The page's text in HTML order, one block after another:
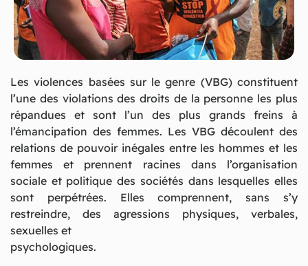
Les violences basées sur le genre (VBG) constituent
l’une des violations des droits de la personne les plus
répandues et sont l’un des plus grands freins à
l’émancipation des femmes. Les VBG découlent des
relations de pouvoir inégales entre les hommes et les
femmes et prennent racines dans l’organisation
sociale et politique des sociétés dans lesquelles elles
sont perpétrées. Elles comprennent, sans s’y
restreindre, des agressions physiques, verbales,
sexuelles et
psychologiques.